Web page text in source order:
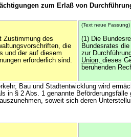
zum Erlaß von
Zustimmung des
die
und der auf diesem
erforderlich sind.
(Text neue Fassung)
(1) Die
Bundesrates
zur
Union, dieses
beruhenden
Bau und Stadtentwicklung wird
in § 2 Abs. 1 genannte
soweit sich deren